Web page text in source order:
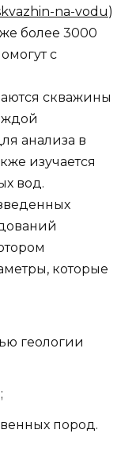
na-vodu)
более 3000
с
скважины
анализа в
изучается
вод.
которые
геологии
пород.